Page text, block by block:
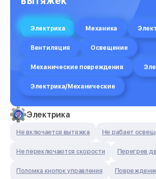
Электрика Механика
Вентиляция Освещение
Механические повреждения
Электрика/Механические
Электрика
Не включается вытяжка Не рабает
Не переключаются скорости Перегрев
Поломка кнопок управления